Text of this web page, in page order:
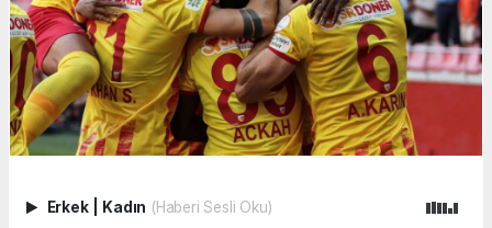
Erkek Kadın (Haberi Sesli Oku)